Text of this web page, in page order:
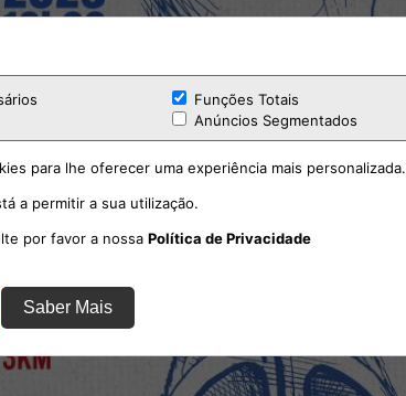
Funções Totais
Anúncios Segmentados
para lhe oferecer uma experiência mais personalizada.
a permitir a sua utilização.
por favor a nossa Política de Privacidade
Saber Mais